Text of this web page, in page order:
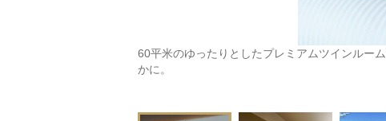
60平米のゆったりとしたプレミアムツインルー
かに。